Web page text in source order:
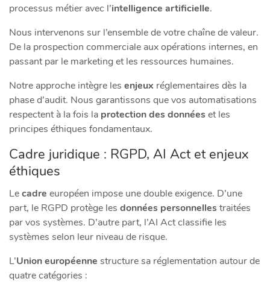
processus métier avec l’intelligence artificielle.
Nous intervenons sur l’ensemble de votre chaîne de valeur.
De la prospection commerciale aux opérations internes, en
passant par le marketing et les ressources humaines.
Notre approche intègre les enjeux réglementaires dès la
phase d’audit. Nous garantissons que vos automatisations
respectent à la fois la protection des donnéeset les
principes éthiques fondamentaux.
Cadre juridique : RGPD, AI Act et enjeux
éthiques
Lecadre européen impose une double exigence. D’une
part, le RGPD protège les données personnellestraitées
par vos systèmes. D’autre part, l’AI Act classifie les
systèmes selon leur niveau de risque.
L’Union européenne structure sa réglementation autour de
quatre catégories :